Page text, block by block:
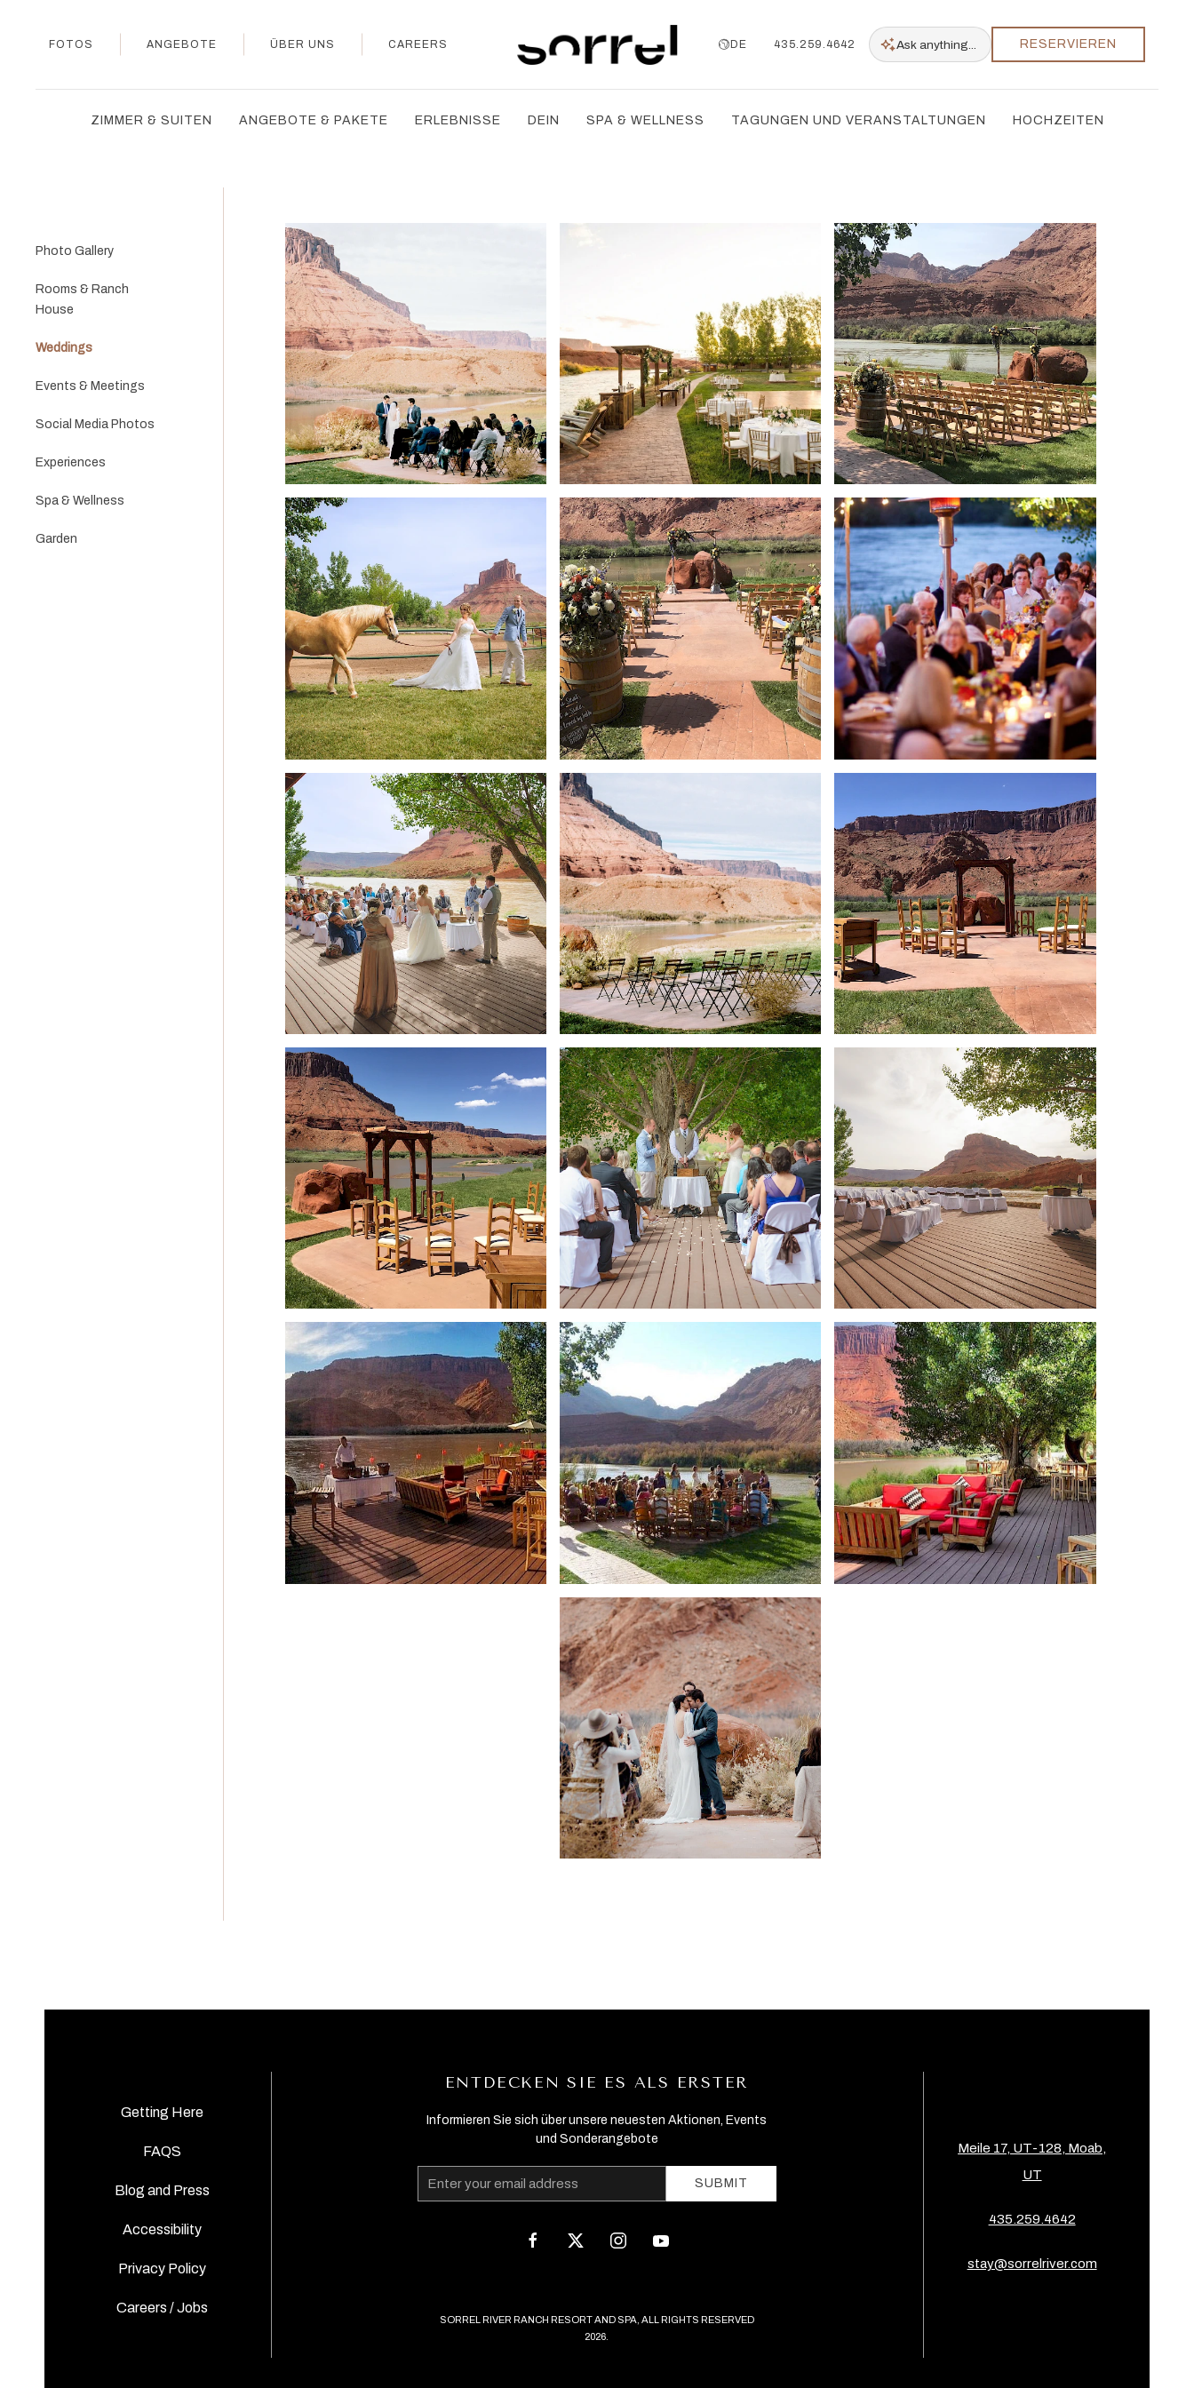
FOTOS ANGEBOTE ÜBER UNS CAREERS DE 435.259.4642 Ask anything... RESERVIEREN
ZIMMER & SUITEN ANGEBOTE & PAKETE ERLEBNISSE DEIN SPA & WELLNESS TAGUNGEN UND VERANSTALTUNGEN HOCHZEITEN
Photo Gallery
Rooms & Ranch
House
Weddings
Events & Meetings
Social Media Photos
Experiences
Spa & Wellness
Garden
ENTDECKEN SIE ES ALS ERSTER
Informieren Sie sich über unsere neuesten Aktionen, Events
und Sonderangebote
Email
Address
SUBMIT
facebooktwitter instagramyoutube
SORREL RIVER RANCH RESORT AND SPA, ALL RIGHTS RESERVED
2026.
Getting Here
FAQS
Blog and Press
Accessibility
Privacy Policy
Careers / Jobs
Meile 17, UT-128, Moab,
UT
435.259.4642
stay@sorrelriver.com